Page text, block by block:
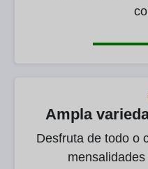
Ampla
Desfruta de todo o